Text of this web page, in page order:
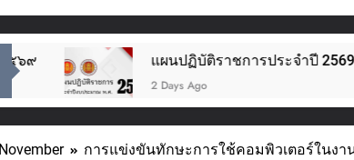
ราชการประจำปี 2569 ชมรมวิชาชีพ
November การแข่งขันทักษะการใช้คอมพิวเตอร์ในง